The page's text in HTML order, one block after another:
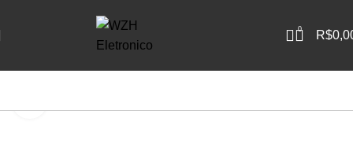
0 R$